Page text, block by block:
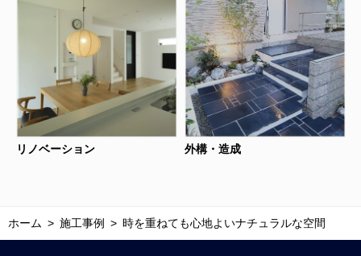
リノベーション 外構・造成
ホーム 施工事例 時を重ねても心地よいナチュラルな空間